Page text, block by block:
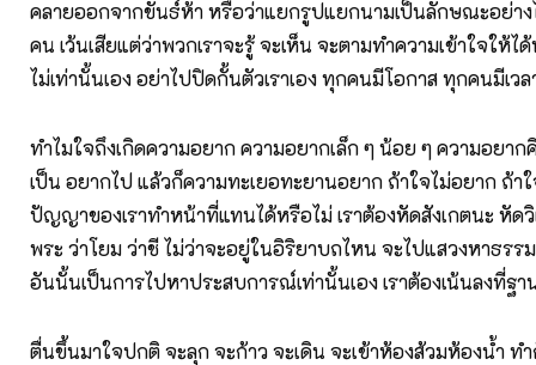
คลายออกจากขันธ์ห้า หรือว่าแยกรูปแยกนามเป็นลักษณะอย่า
คน เว้นเสียแต่ว่าพวกเราจะรู้ จะเห็น จะตามทำความเข้าใจให้ไ
ไม่เท่านั้นเอง อย่าไปปิดกั้นตัวเราเอง ทุกคนมีโอกาส ทุกคนมีเวล
ทำไมใจถึงเกิดความอยาก ความอยากเล็ก ๆ น้อย ๆ ความอยา
เป็น อยากไป แล้วก็ความทะเยอทะยานอยาก ถ้าใจไม่อยาก ถ้าใ
ปัญญาของเราทำหน้าที่แทนได้หรือไม่ เราต้องหัดสังเกตนะ หัดวิ
พระ ว่าโยม ว่าชี ไม่ว่าจะอยู่ในอิริยาบถไหน จะไปแสวงหาธร
อันนั้นเป็นการไปหาประสบการณ์เท่านั้นเอง เราต้องเน้นลงที่ฐา
ตื่นขึ้นมาใจปกติ จะลุก จะก้าว จะเดิน จะเข้าห้องส้วมห้องน้ำ ท